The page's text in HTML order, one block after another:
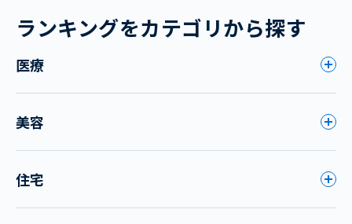
ランキングをカテゴリから探す
医療
美容
住宅